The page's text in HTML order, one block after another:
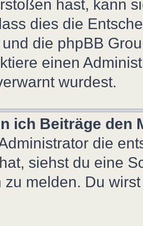
hast, kann
dies die
die phpBB
einen
wurdest.
ich Beiträge den
die
siehst du eine
zu melden. Du